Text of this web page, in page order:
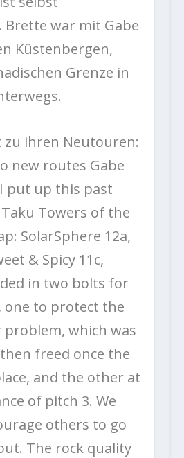
Brette war mit Gabe
Küstenbergen,
Grenze in
ihren Neutouren:
new routes Gabe
put up this past
Towers of the
SolarSphere 12a,
& Spicy 11c,
in two bolts for
one to protect the
which was
freed once the
and the other at
of pitch 3. We
others to go
The rock quality